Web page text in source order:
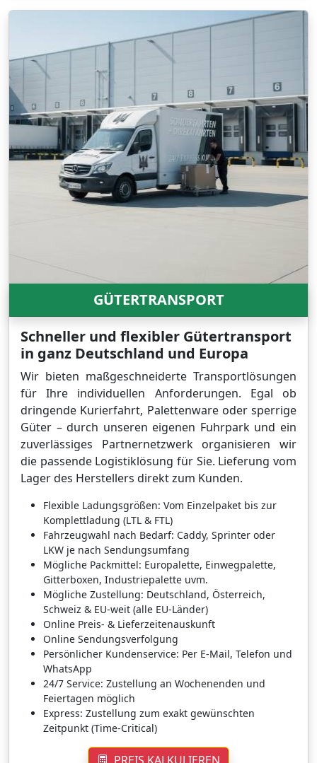
GÜTERTRANSPORT
Schneller und flexibler Gütertransport
in ganz Deutschland und Europa
Wir bieten maßgeschneiderte Transportlösungen
für Ihre individuellen Anforderungen. Egal ob
dringende Kurierfahrt, Palettenware oder sperrige
Güter – durch unseren eigenen Fuhrpark und ein
zuverlässiges Partnernetzwerk organisieren wir
die passende Logistiklösung für Sie. Lieferung vom
Lager des Herstellers direkt zum Kunden.
Flexible Ladungsgrößen: Vom Einzelpaket bis zur
Komplettladung (LTL & FTL)
Fahrzeugwahl nach Bedarf: Caddy, Sprinter oder
LKW je nach Sendungsumfang
Mögliche Packmittel: Europalette, Einwegpalette,
Gitterboxen, Industriepalette uvm.
Mögliche Zustellung: Deutschland, Österreich,
Schweiz & EU-weit (alle EU-Länder)
Online Preis- & Lieferzeitenauskunft
Online Sendungsverfolgung
Persönlicher Kundenservice: Per E-Mail, Telefon und
WhatsApp
24/7 Service: Zustellung an Wochenenden und
Feiertagen möglich
Express: Zustellung zum exakt gewünschten
Zeitpunkt (Time-Critical)